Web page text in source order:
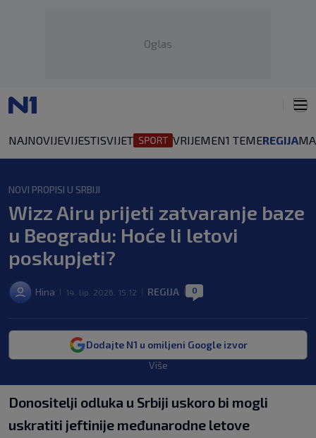
Oglas
NAJNOVIJEVIJESTISVIJET VRIJEMEN1 TEMEREGIJA
NOVI PROPISI U SRBIJI
Wizz Airu prijeti zatvaranje baze
u Beogradu: Hoće li letovi
poskupjeti?
Hina 14. lip. 2026. 15:12 REGIJA 0
Dodajte N1 u omiljeni Google izvor
Više
Donositelji odluka u Srbiji uskoro bi mogli
uskratiti jeftinije međunarodne letove